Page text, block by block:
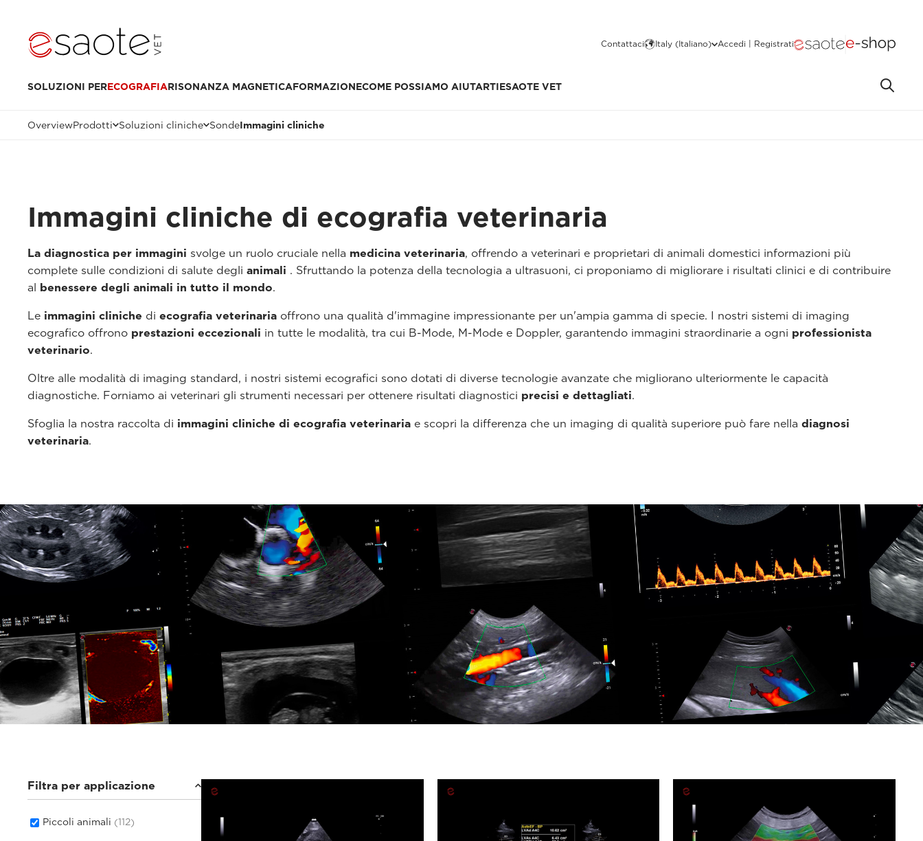
Contattaci Italy (Italiano) Accedi | Registrati
SOLUZIONI PERECOGRAFIARISONANZA MAGNETICAFORMAZIONECOME POSSIAMO AIUTARTIESAOTE VET
OverviewProdotti Soluzioni cliniche SondeImmagini cliniche
Immagini cliniche di ecografia veterinaria
La diagnostica per immagini svolge un ruolo cruciale nella medicina veterinaria, offrendo a veterinari e proprietari di animali domestici informazioni più
complete sulle condizioni di salute degli animali . Sfruttando la potenza della tecnologia a ultrasuoni, ci proponiamo di migliorare i risultati clinici e di contribuire
al benessere degli animali in tutto il mondo.
Le immagini cliniche di ecografia veterinaria offrono una qualità d'immagine impressionante per un'ampia gamma di specie. I nostri sistemi di imaging
ecografico offrono prestazioni eccezionali in tutte le modalità, tra cui B-Mode, M-Mode e Doppler, garantendo immagini straordinarie a ogni professionista
veterinario.
Oltre alle modalità di imaging standard, i nostri sistemi ecografici sono dotati di diverse tecnologie avanzate che migliorano ulteriormente le capacità
diagnostiche. Forniamo ai veterinari gli strumenti necessari per ottenere risultati diagnostici precisi e dettagliati.
Sfoglia la nostra raccolta di immagini cliniche di ecografia veterinaria e scopri la differenza che un imaging di qualità superiore può fare nella diagnosi
veterinaria.
Filtra per applicazione
Piccoli animali (112)